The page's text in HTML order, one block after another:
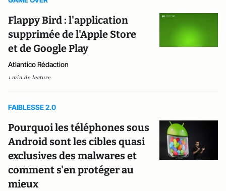
Flappy Bird : l'application
supprimée de l'Apple Store
et de Google Play
Atlantico Rédaction
1 min de lecture
FAIBLESSE 2.0
Pourquoi les téléphones sous
Android sont les cibles quasi
exclusives des malwares et
comment s'en protéger au
mieux